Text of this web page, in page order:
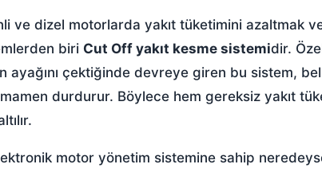
ve dizel motorlarda yakıt tüketimini azaltmak
biri Cut Off yakıt kesme sistemidir.
ayağını çektiğinde devreye giren bu sistem,
durdurur. Böylece hem gereksiz yakıt
motor yönetim sistemine sahip